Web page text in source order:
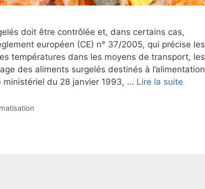
doit être contrôlée et, dans certains cas,
européen (CE) n° 37/2005, qui précise les
températures dans les moyens de transport, les
des aliments surgelés destinés à l’alimentation
ministériel du 28 janvier 1993, … Lire la suite